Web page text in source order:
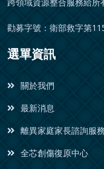
勸募字號：衛部救字第
選單資訊
關於我們
最新消息
離異家庭家長諮詢服務
全芯創傷復原中心